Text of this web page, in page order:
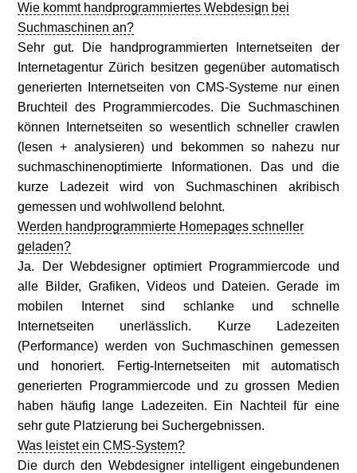
Wie kommt handprogrammiertes Webdesign bei
Suchmaschinen an?
Sehr gut. Die handprogrammierten Internetseiten der
Internetagentur Zürich besitzen gegenüber automatisch
generierten Internetseiten von CMS-Systeme nur einen
Bruchteil des Programmiercodes. Die Suchmaschinen
können Internetseiten so wesentlich schneller crawlen
(lesen + analysieren) und bekommen so nahezu nur
suchmaschinenoptimierte Informationen. Das und die
kurze Ladezeit wird von Suchmaschinen akribisch
gemessen und wohlwollend belohnt.
Werden handprogrammierte Homepages schneller
geladen?
Ja. Der Webdesigner optimiert Programmiercode und
alle Bilder, Grafiken, Videos und Dateien. Gerade im
mobilen Internet sind schlanke und schnelle
Internetseiten unerlässlich. Kurze Ladezeiten
(Performance) werden von Suchmaschinen gemessen
und honoriert. Fertig-Internetseiten mit automatisch
generierten Programmiercode und zu grossen Medien
haben häufig lange Ladezeiten. Ein Nachteil für eine
sehr gute Platzierung bei Suchergebnissen.
Was leistet ein CMS-System?
Die durch den Webdesigner intelligent eingebundenen